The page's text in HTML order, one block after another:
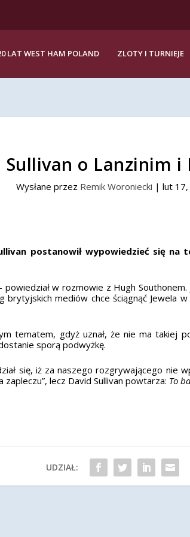
LAT WEST HAM POLAND ZLOTY I TURNIEJE
Sullivan o Lanzinim i
Wysłane przez Remik Woroniecki | lut 17,
postanowił wypowiedzieć się
powiedział w rozmowie z Hugh
brytyjskich mediów chce ściągnąć
tematem, gdyż uznał, że nie ma
sporą podwyżkę.
się, iż za naszego rozgrywającego nie
lecz David Sullivan powtarza: To
UDZIAŁ: